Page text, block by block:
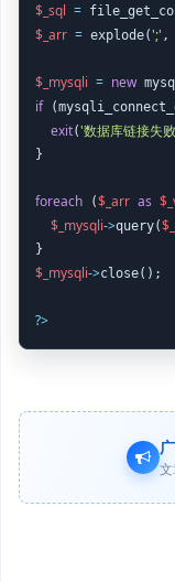
$_sql =
$_arr = explode(';' ,
$_mysqli = new
if
exit('数据库链接失
}
foreach ($_arr as
$_mysqli->query(
$_mysqli->close();
?>
文